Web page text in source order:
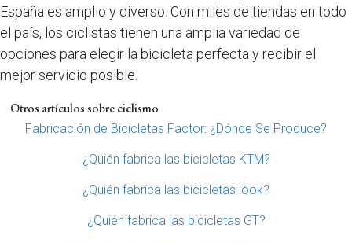
España es amplio y diverso. Con miles de tiendas en todo
el país, los ciclistas tienen una amplia variedad de
opciones para elegir la bicicleta perfecta y recibir el
mejor servicio posible.
Otros artículos sobre ciclismo
Fabricación de Bicicletas Factor: ¿Dónde Se Produce?
¿Quién fabrica las bicicletas KTM?
¿Quién fabrica las bicicletas look?
¿Quién fabrica las bicicletas GT?